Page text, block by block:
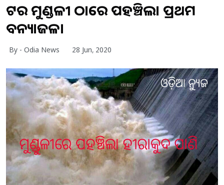
କଟକର ମୁଣ୍ଡଳୀ ଠାରେ ପହଞ୍ଚିଲା ପ୍ରଥମ
ବନ୍ୟାଜଳ।
By - Odia News 28 Jun, 2020